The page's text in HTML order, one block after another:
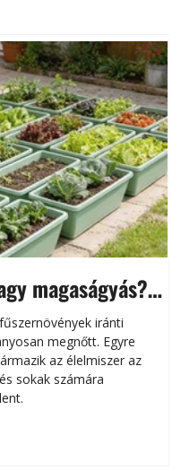
magaságyás?
iránti
megnőtt. Egyre
az élelmiszer az
sokak számára